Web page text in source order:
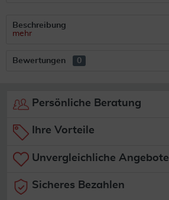
Beschreibung
mehr
Bewertungen 0
Persönliche Beratung
Ihre Vorteile
Unvergleichliche Angebote
Sicheres Bezahlen